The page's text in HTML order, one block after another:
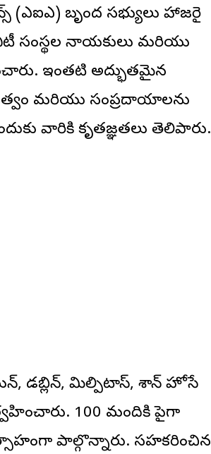
బృంద సభ్యులు హాజరై
సంస్థల నాయకులు మరియు
ఇంతటి అద్భుతమైన
మరియు సంప్రదాయాలను
వారికి కృతజ్ఞతలు తెలిపారు.
డబ్లిన్‌, మిల్పిటాస్‌, శాన్‌ హోసే
100 మందికి పైగా
పాల్గొన్నారు. సహకరించిన